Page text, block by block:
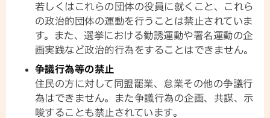
若しくはこれらの団体の役員に就くこと、これら
の政治的団体の運動を行うことは禁止されていま
す。また、選挙における勧誘運動や署名運動の企
画実践など政治的行為をすることはできません。
争議行為等の禁止
住民の方に対して同盟罷業、怠業その他の争議行
為はできません。また争議行為の企画、共謀、示
唆することも禁止されています。